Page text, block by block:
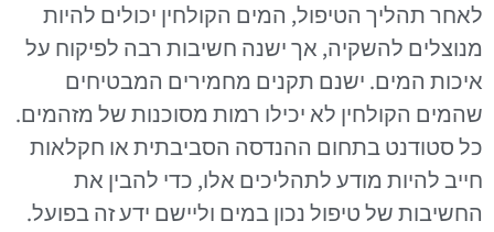
לאחר תהליך הטיפול, המים הקולחין יכולים להיות
מנוצלים להשקיה, אך ישנה חשיבות רבה לפיקוח על
איכות המים. ישנם תקנים מחמירים המבטיחים
שהמים הקולחין לא יכילו רמות מסוכנות של מזהמים.
כל סטודנט בתחום ההנדסה הסביבתית או חקלאות
חייב להיות מודע לתהליכים אלו, כדי להבין את
החשיבות של טיפול נכון במים וליישם ידע זה בפועל.